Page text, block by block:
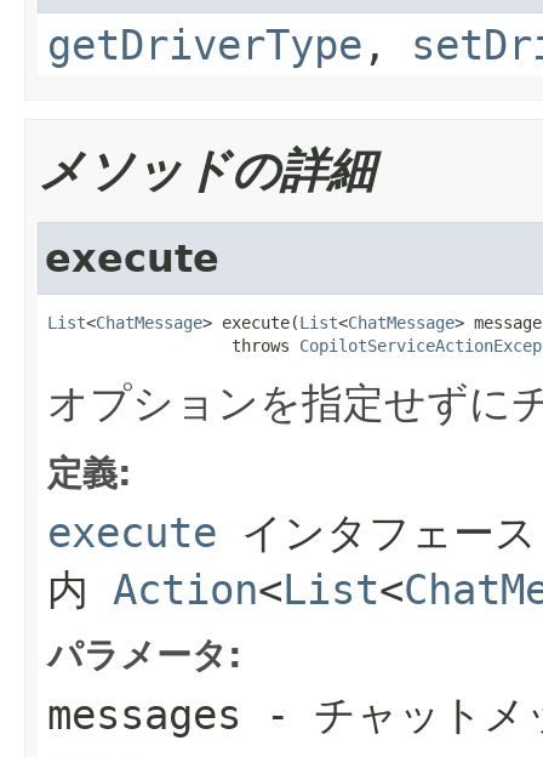
getDriverType ,
メソッドの詳細
execute
List<ChatMessage> execute(List<ChatMessage>
                   throws
オプションを指定せずに
定義:
execute インタフェース
内 Action<List<
パラメータ:
messages - チャットメ